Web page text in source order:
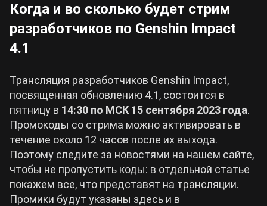
Когда и во сколько будет стрим
разработчиков по Genshin Impact
4.1
Трансляция разработчиков Genshin Impact,
посвященная обновлению 4.1, состоится в
пятницу в 14:30 по МСК 15 сентября 2023 года.
Промокоды со стрима можно активировать в
течение около 12 часов после их выхода.
Поэтому следите за новостями на нашем сайте,
чтобы не пропустить коды: в отдельной статье
покажем все, что представят на трансляции.
Промики будут указаны здесь и в